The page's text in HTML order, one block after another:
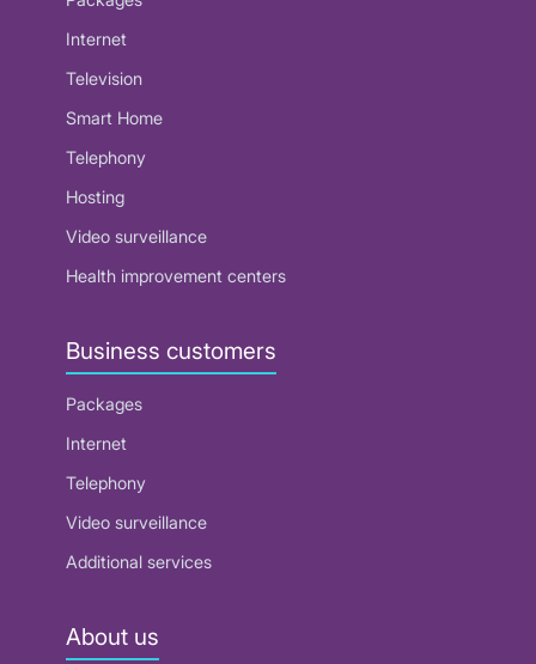
Internet
Television
Smart Home
Telephony
Hosting
Video surveillance
Health improvement centers
Business customers
Packages
Internet
Telephony
Video surveillance
Additional services
About us